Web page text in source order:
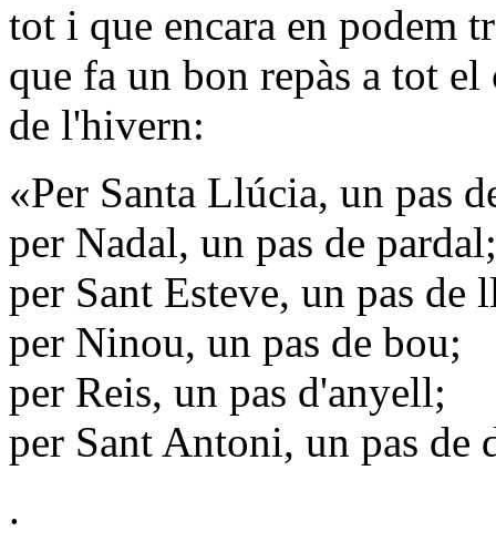
tot i que encara en podem
que fa un bon repàs a tot
de l'hivern:
«Per Santa Llúcia, un pas
per Nadal, un pas de pardal;
per Sant Esteve, un pas de
per Ninou, un pas de bou;
per Reis, un pas d'anyell;
per Sant Antoni, un pas de
.